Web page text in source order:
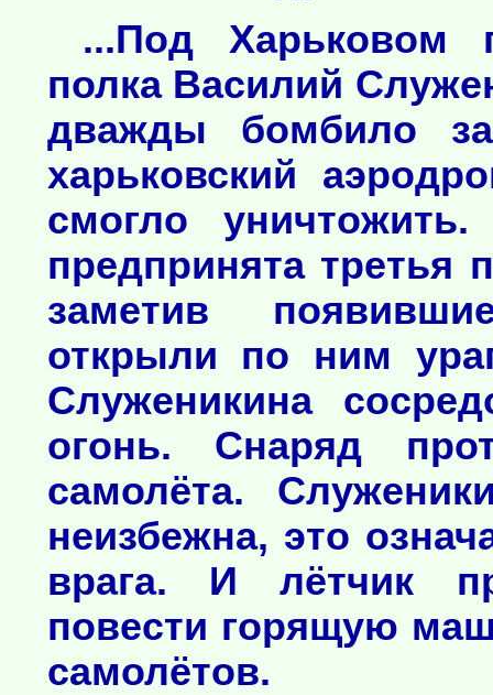
...Под Харьковом
полка Василий
дважды бомбило
харьковский
смогло
предпринята третья
заметив
открыли по ним
Служеникина
огонь. Снаряд
самолёта.
неизбежна, это
врага. И лётчик
повести горящую
самолётов.